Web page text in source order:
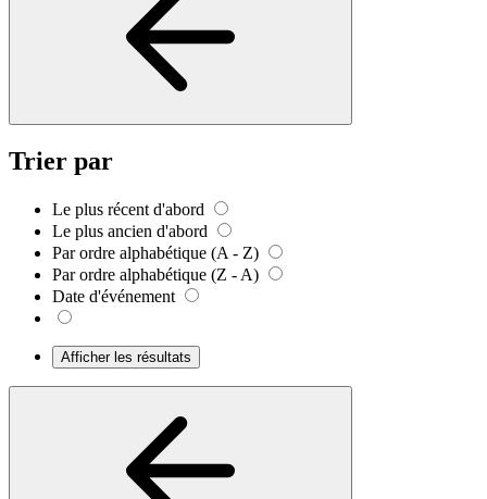
Trier par
Le plus récent d'abord
Le plus ancien d'abord
Par ordre alphabétique (A - Z)
Par ordre alphabétique (Z - A)
Date d'événement
Afficher les résultats